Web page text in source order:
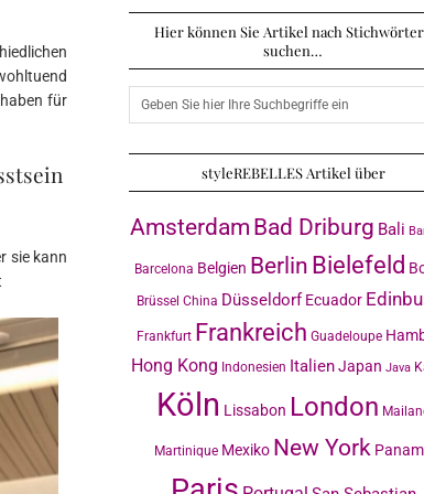
für
sie kann
Hier können Sie Artikel nach
suchen…
styleREBELLES Artikel über
Amsterdam Bad Driburg Bali
Barcelona Belgien Berlin Bielefeld
Brüssel China Düsseldorf Ecuador
Frankfurt Frankreich Guadeloupe
Hong Kong Indonesien Italien Japan Java
Köln Lissabon London
Martinique Mexiko New York